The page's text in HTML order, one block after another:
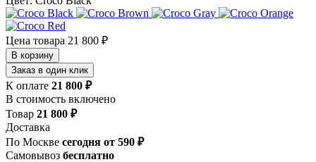
Цена товара 21 800 ₽
В корзину
Заказ в один клик
К оплате 21 800 ₽
В стоимость включено
Товар 21 800 ₽
Доставка
По Москве сегодня от 590 ₽
Самовывоз бесплатно